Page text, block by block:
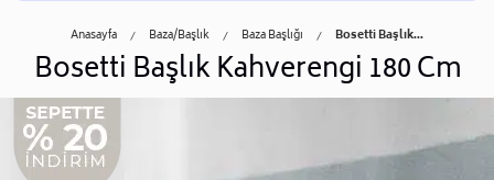
Anasayfa Baza/başlık Baza Başlığı Bosetti Başlık...
Bosetti Başlık Kahverengi 180 Cm